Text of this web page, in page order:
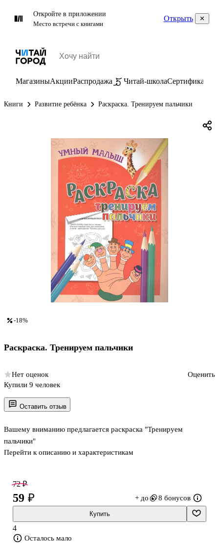
Откройте в приложении
Место встречи с книгами
Открыть
МагазиныАкцииРаспродажа Читай-школаСертификаты
Книги Развитие ребёнка Раскраска. Тренируем пальчики
Оставить отзыв
Вашему вниманию предлагается раскраска "Тренируем
пальчики"
Перейти к описанию и характеристикам
-18%
Раскраска. Тренируем пальчики
Нет оценок
Оценить
Купили 9 человек
72 ₽
59 ₽ + до 8 бонусов
Купить
4
Осталось мало